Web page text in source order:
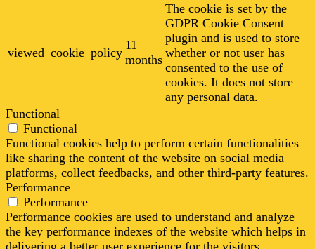
viewed_cookie_policy
11
months
The cookie is set by the
GDPR Cookie Consent
plugin and is used to store
whether or not user has
consented to the use of
cookies. It does not store
any personal data.
Functional
Functional
Functional cookies help to perform certain functionalities
like sharing the content of the website on social media
platforms, collect feedbacks, and other third-party features.
Performance
Performance
Performance cookies are used to understand and analyze
the key performance indexes of the website which helps in
delivering a better user experience for the visitors.